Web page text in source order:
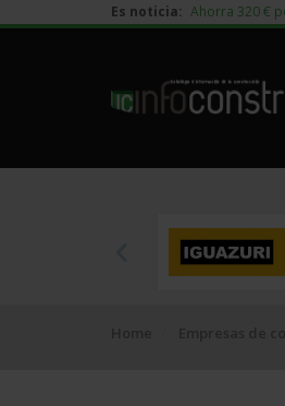
Es noticia: Ahorra 320 €
Empresas de